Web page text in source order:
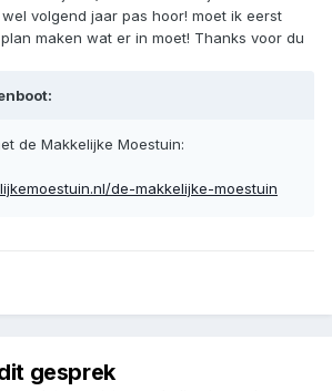
volgend jaar pas hoor! moet ik eerst
maken wat er in moet! Thanks voor du
de Makkelijke Moestuin:
de-makkelijke-moestuin
gesprek